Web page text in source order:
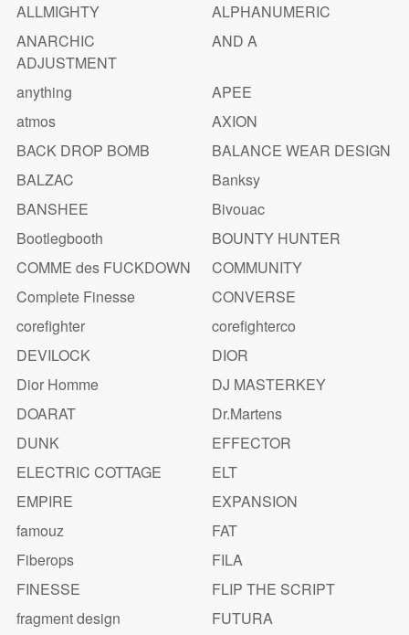
ALLMIGHTY
ALPHANUMERIC
ANARCHIC
ADJUSTMENT
AND A
anything
APEE
atmos
AXION
BACK DROP BOMB
BALANCE WEAR DESIGN
BALZAC
Banksy
BANSHEE
Bivouac
Bootlegbooth
BOUNTY HUNTER
COMME des FUCKDOWN
COMMUNITY
Complete Finesse
CONVERSE
corefighter
corefighterco
DEVILOCK
DIOR
Dior Homme
DJ MASTERKEY
DOARAT
Dr.Martens
DUNK
EFFECTOR
ELECTRIC COTTAGE
ELT
EMPIRE
EXPANSION
famouz
FAT
Fiberops
FILA
FINESSE
FLIP THE SCRIPT
fragment design
FUTURA